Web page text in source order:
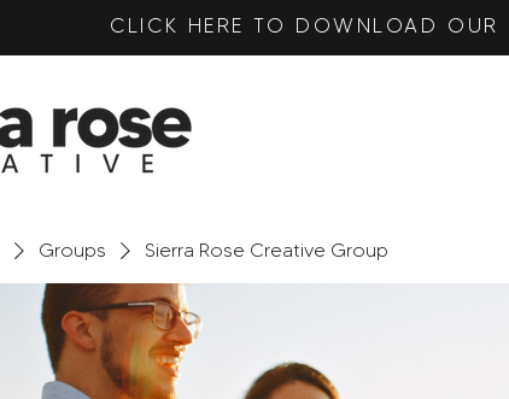
CLICK HERE TO DOWNLOAD OUR
Groups Sierra Rose Creative Group